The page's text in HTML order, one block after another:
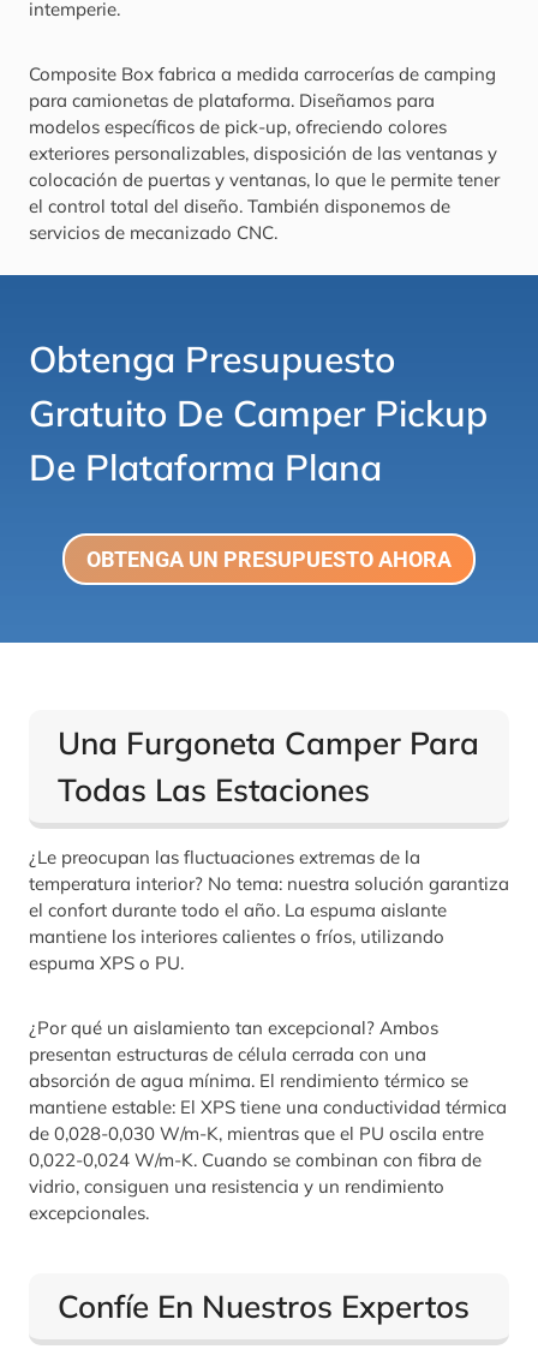
intemperie.
Composite Box fabrica a medida carrocerías de camping
para camionetas de plataforma. Diseñamos para
modelos específicos de pick-up, ofreciendo colores
exteriores personalizables, disposición de las ventanas y
colocación de puertas y ventanas, lo que le permite tener
el control total del diseño. También disponemos de
servicios de mecanizado CNC.
Obtenga Presupuesto
Gratuito De Camper Pickup
De Plataforma Plana
OBTENGA UN PRESUPUESTO AHORA
Una Furgoneta Camper Para
Todas Las Estaciones
¿Le preocupan las fluctuaciones extremas de la
temperatura interior? No tema: nuestra solución garantiza
el confort durante todo el año. La espuma aislante
mantiene los interiores calientes o fríos, utilizando
espuma XPS o PU.
¿Por qué un aislamiento tan excepcional? Ambos
presentan estructuras de célula cerrada con una
absorción de agua mínima. El rendimiento térmico se
mantiene estable: El XPS tiene una conductividad térmica
de 0,028-0,030 W/m-K, mientras que el PU oscila entre
0,022-0,024 W/m-K. Cuando se combinan con fibra de
vidrio, consiguen una resistencia y un rendimiento
excepcionales.
Confíe En Nuestros Expertos